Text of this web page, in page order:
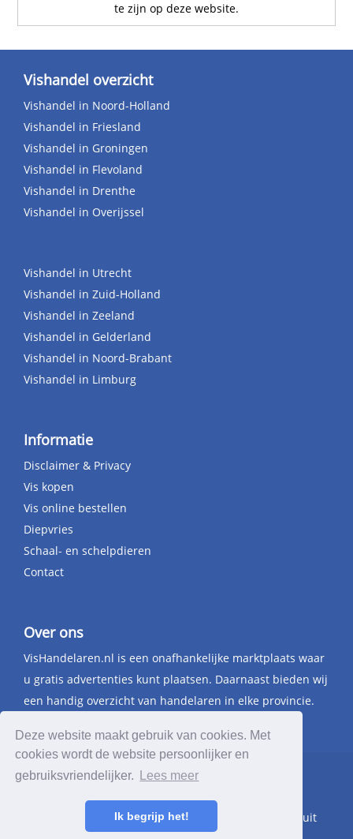
Deze website maakt gebruik van cookies. Met
cookies wordt de website persoonlijker en
gebruiksvriendelijker.
Lees meer
Ik begrijp het!
te zijn op deze website.
Vishandel overzicht
Vishandel in Noord-Holland
Vishandel in Friesland
Vishandel in Groningen
Vishandel in Flevoland
Vishandel in Drenthe
Vishandel in Overijssel
Vishandel in Utrecht
Vishandel in Zuid-Holland
Vishandel in Zeeland
Vishandel in Gelderland
Vishandel in Noord-Brabant
Vishandel in Limburg
Informatie
Disclaimer & Privacy
Vis kopen
Vis online bestellen
Diepvries
Schaal- en schelpdieren
Contact
Over ons
VisHandelaren.nl is een onafhankelijke marktplaats waar
u gratis advertenties kunt plaatsen. Daarnaast bieden wij
een handig overzicht van handelaren in elke provincie.
© 2026 VisHandelaren.nl - deze domeinnaam
(www.vishandelaren.nl) staat te koop. Breng uw bod uit
info@vishandelaren.nl.